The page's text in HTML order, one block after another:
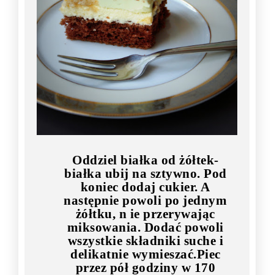
Oddziel białka od żółtek-
białka ubij na sztywno. Pod
koniec dodaj cukier. A
następnie powoli po jednym
żółtku, n ie przerywając
miksowania. Dodać powoli
wszystkie składniki suche i
delikatnie wymieszać.Piec
przez pół godziny w 170